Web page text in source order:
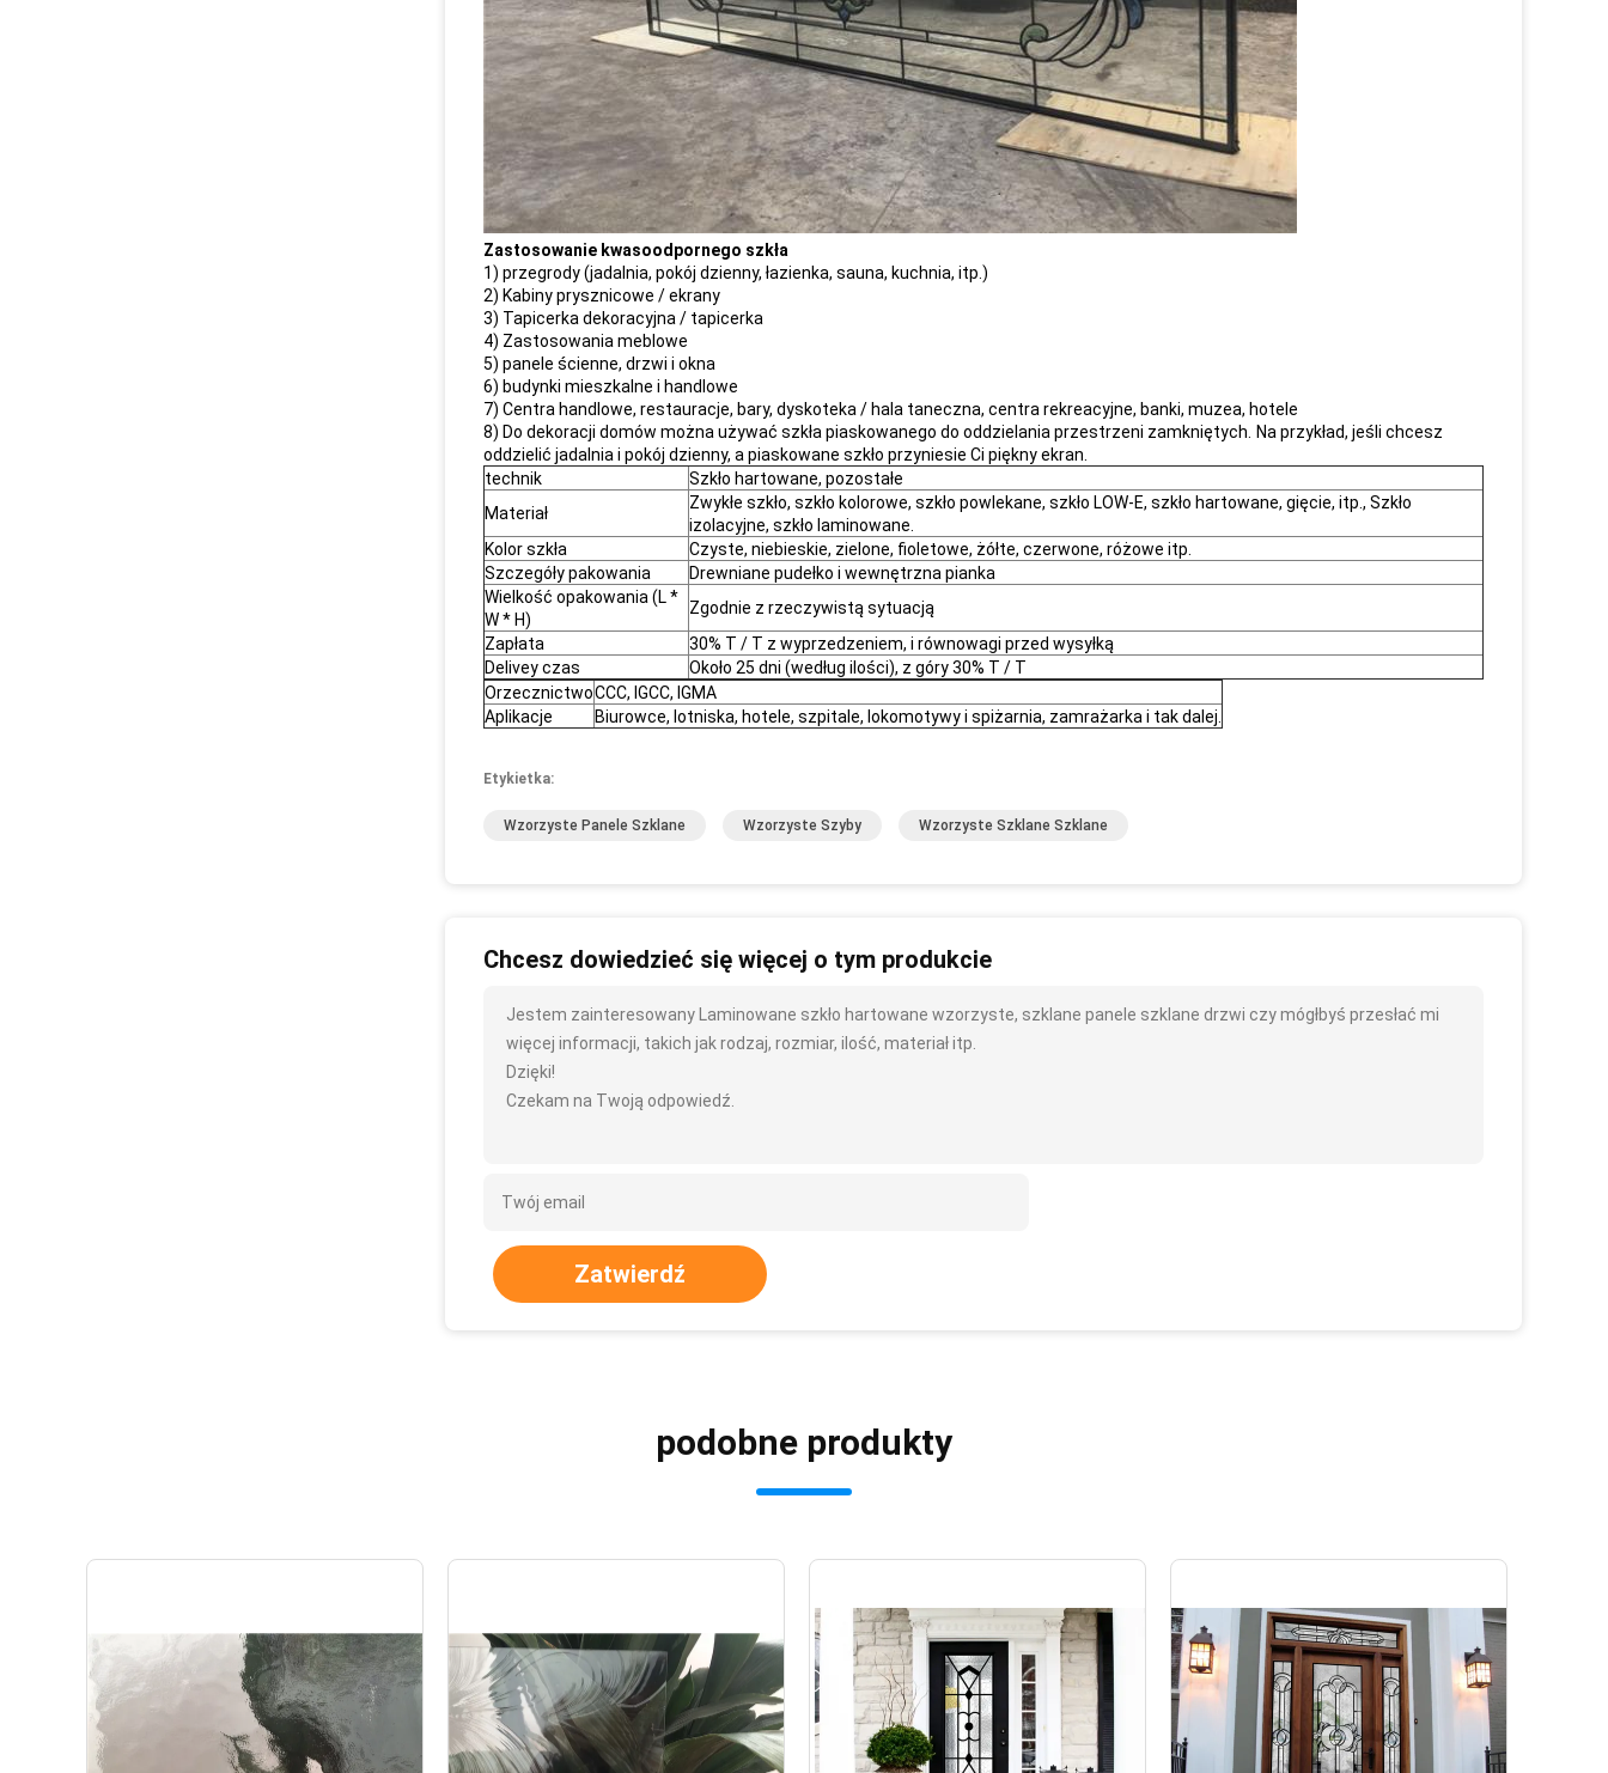
Zastosowanie kwasoodpornego szkła
1) przegrody (jadalnia, pokój dzienny, łazienka, sauna, kuchnia, itp.)
2) Kabiny prysznicowe / ekrany
3) Tapicerka dekoracyjna / tapicerka
4) Zastosowania meblowe
5) panele ścienne, drzwi i okna
6) budynki mieszkalne i handlowe
7) Centra handlowe, restauracje, bary, dyskoteka / hala taneczna, centra rekreacyjne, banki, muzea, hotele
8) Do dekoracji domów można używać szkła piaskowanego do oddzielania przestrzeni zamkniętych.
Na przykład, jeśli chcesz
oddzielić jadalnia i pokój dzienny, a piaskowane szkło przyniesie Ci piękny ekran.
technik
Szkło hartowane, pozostałe
Materiał
Zwykłe szkło, szkło kolorowe, szkło powlekane, szkło LOW-E, szkło hartowane, gięcie, itp., Szkło
izolacyjne, szkło laminowane.
Kolor szkła
Czyste, niebieskie, zielone, fioletowe, żółte, czerwone, różowe itp.
Szczegóły pakowania
Drewniane pudełko i wewnętrzna pianka
Wielkość opakowania (L *
W * H)
Zgodnie z rzeczywistą sytuacją
Zapłata
30% T / T z wyprzedzeniem, i równowagi przed wysyłką
Delivey czas
Około 25 dni (według ilości), z góry 30% T / T
OrzecznictwoCCC, IGCC, IGMA
Aplikacje
Biurowce, lotniska, hotele, szpitale, lokomotywy i spiżarnia, zamrażarka i tak dalej.
Etykietka:
Wzorzyste Panele Szklane Wzorzyste Szyby Wzorzyste Szklane Szklane
Chcesz dowiedzieć się więcej o tym produkcie
Jestem zainteresowany Laminowane szkło hartowane wzorzyste, szklane panele szklane drzwi czy mógłbyś przesłać mi
więcej informacji, takich jak rodzaj, rozmiar, ilość, materiał itp.
Dzięki!
Czekam na Twoją odpowiedź.
Zatwierdź
podobne produkty